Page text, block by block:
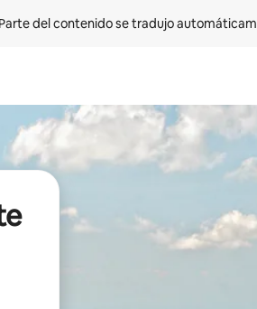
Parte del contenido se tradujo